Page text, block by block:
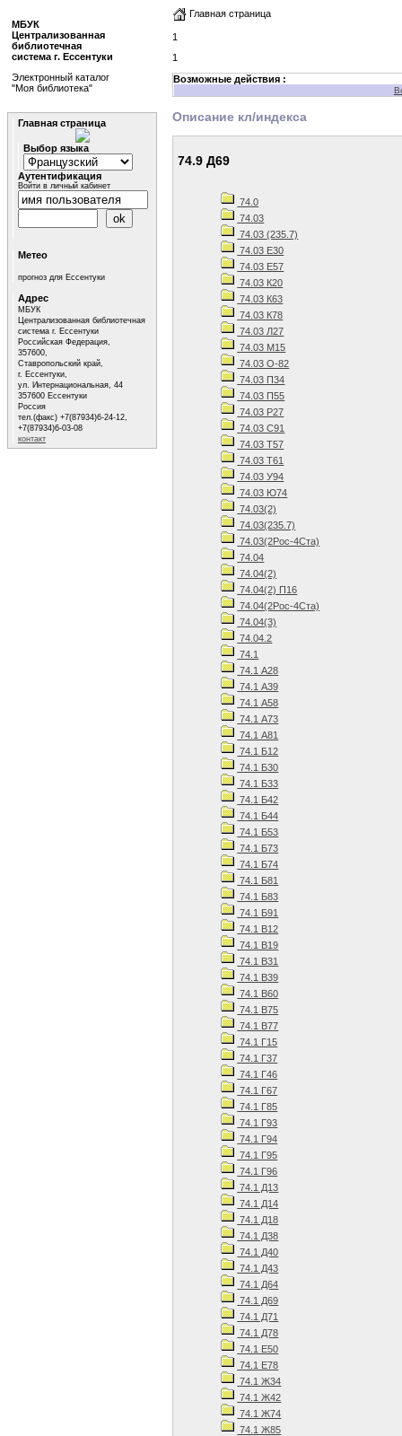
Главная страница
1
1
Возможные действия :
Описание кл/индекса
74.9 Д69
74.0
74.03
74.03 (235.7)
74.03 Е30
74.03 Е57
74.03 К20
74.03 К63
74.03 К78
74.03 Л27
74.03 М15
74.03 О-82
74.03 П34
74.03 П55
74.03 Р27
74.03 С91
74.03 Т57
74.03 Т61
74.03 У94
74.03 Ю74
74.03(2)
74.03(235.7)
74.03(2Рос-4Ста)
74.04
74.04(2)
74.04(2) П16
74.04(2Рос-4Ста)
74.04(3)
74.04.2
74.1
74.1 А28
74.1 А39
74.1 А58
74.1 А73
74.1 А81
74.1 Б12
74.1 Б30
74.1 Б33
74.1 Б42
74.1 Б44
74.1 Б53
74.1 Б73
74.1 Б74
74.1 Б81
74.1 Б83
74.1 Б91
74.1 В12
74.1 В19
74.1 В31
74.1 В39
74.1 В60
74.1 В75
74.1 В77
74.1 Г15
74.1 Г37
74.1 Г46
74.1 Г67
74.1 Г85
74.1 Г93
74.1 Г94
74.1 Г95
74.1 Г96
74.1 Д13
74.1 Д14
74.1 Д18
74.1 Д38
74.1 Д40
74.1 Д43
74.1 Д64
74.1 Д69
74.1 Д71
74.1 Д78
74.1 Е50
74.1 Е78
74.1 Ж34
74.1 Ж42
74.1 Ж74
74.1 Ж85
МБУК
Централизованная
библиотечная
система г. Ессентуки
Электронный каталог
"Моя библиотека"
Главная страница
Выбор языка
Аутентификация
Войти в личный кабинет
Метео
прогноз для Ессентуки
Адрес
МБУК
Централизованная библиотечная
система г. Ессентуки
Российская Федерация,
357600,
Ставропольский край,
г. Ессентуки,
ул. Интернациональная, 44
357600 Ессентуки
Россия
тел.(факс) +7(87934)6-24-12,
+7(87934)6-03-08
контакт